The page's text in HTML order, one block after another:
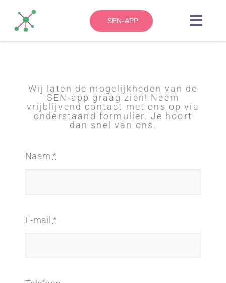
OVER
ZO WERKT HET
SEN-APP
Wij laten de mogelijkheden van de
SEN-app graag zien! Neem
vrijblijvend contact met ons op via
onderstaand formulier. Je hoort
dan snel van ons.
Naam*
E-mail *